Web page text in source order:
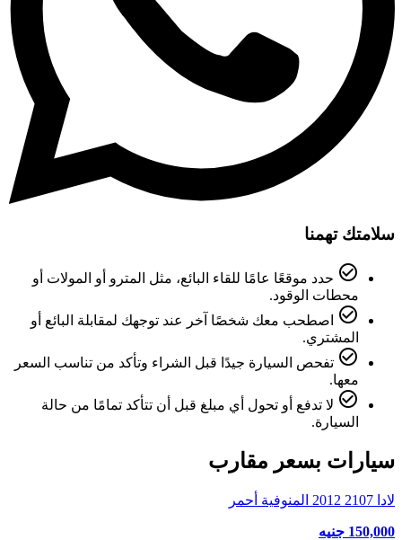
سلامتك تهمنا
check_circle_outline حدد موقعًا عامًا للقاء البائع، مثل المترو أو المولات أو
محطات الوقود.
check_circle_outline
اصطحب معك شخصًا آخر عند توجهك لمقابلة البائع أو
المشتري.
check_circle_outline تفحص السيارة جيدًا قبل الشراء وتأكد من تناسب السعر
معها.
check_circle_outline لا تدفع أو تحول أي مبلغ قبل أن تتأكد تمامًا من حالة
السيارة.
سيارات بسعر مقارب
لادا 2107 2012 المنوفية أحمر
150,000 جنيه